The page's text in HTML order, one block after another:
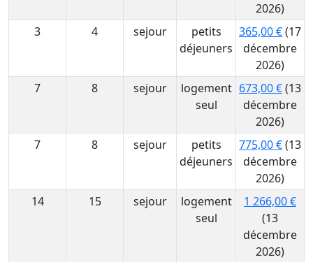
2026)
3
4 sejour
petits
déjeuners
365,00 €(17
décembre
2026)
7
8 sejour
logement
seul
673,00 €(13
décembre
2026)
7
8 sejour
petits
déjeuners
775,00 €(13
décembre
2026)
14
15 sejour
logement
seul
1 266,00 €
(13
décembre
2026)